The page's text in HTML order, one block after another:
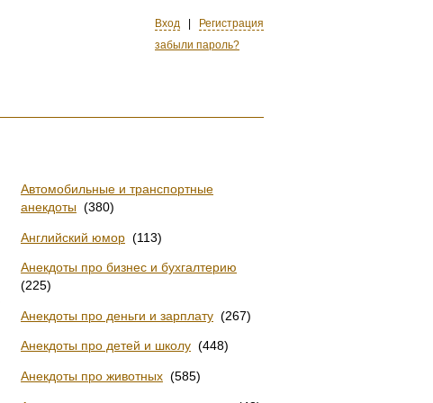
Вход
Регистрация
забыли пароль?
Автомобильные и транcпортные
анекдоты (380)
Английский юмор (113)
Анекдоты про бизнес и бухгалтерию
(225)
Анекдоты про деньги и зарплату (267)
Анекдоты про детей и школу (448)
Анекдоты про животных (585)